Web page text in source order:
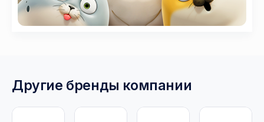
Другие бренды компании